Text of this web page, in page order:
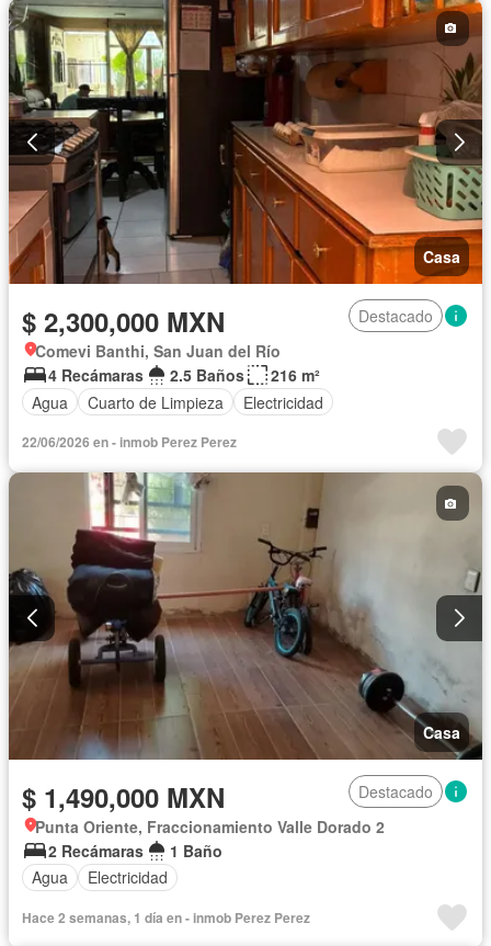
Casa
$ 2,300,000 MXN
Destacado
Comevi Banthi, San Juan del Río
4 Recámaras
2.5 Baños
216 m²
Agua
Cuarto de Limpieza Electricidad
22/06/2026 en - inmob Perez Perez
Casa
$ 1,490,000 MXN
Destacado
Punta Oriente, Fraccionamiento Valle Dorado 2
2 Recámaras
1 Baño
Agua
Electricidad
Hace 2 semanas, 1 día en - inmob Perez Perez